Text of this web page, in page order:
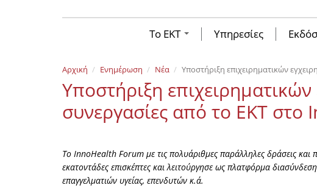
Το ΕΚΤ Υπηρεσίες
Αρχική Ενημέρωση Νέα Υποστήριξη επιχειρηματικών
Υποστήριξη
συνεργασίες από το ΕΚΤ
Το InnoHealth Forum με τις πολυάριθμες παράλληλες δράσεις
εκατοντάδες επισκέπτες και λειτούργησε ως πλατφόρμα
επαγγελματιών υγείας, επενδυτών κ.ά.